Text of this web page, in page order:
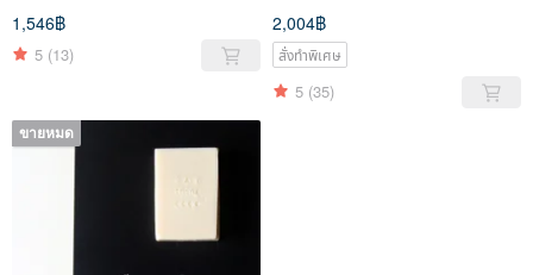
1,546฿
5 (13)
2,004฿
สั่งทำพิเศษ
5 (35)
ขายหมด